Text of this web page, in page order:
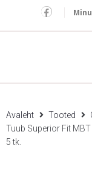
Avaleht Tooted
Tuub Superior Fit
5 tk.